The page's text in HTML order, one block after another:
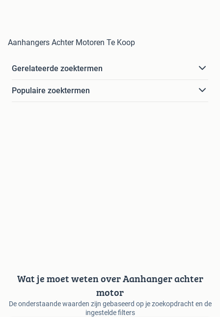
Aanhangers Achter Motoren Te Koop
Gerelateerde zoektermen
Populaire zoektermen
Wat je moet weten over Aanhanger achter
motor
De onderstaande waarden zijn gebaseerd op je zoekopdracht en de
ingestelde filters